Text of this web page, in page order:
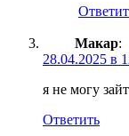
Макар:
28.04.2025 в
я не могу
Ответить